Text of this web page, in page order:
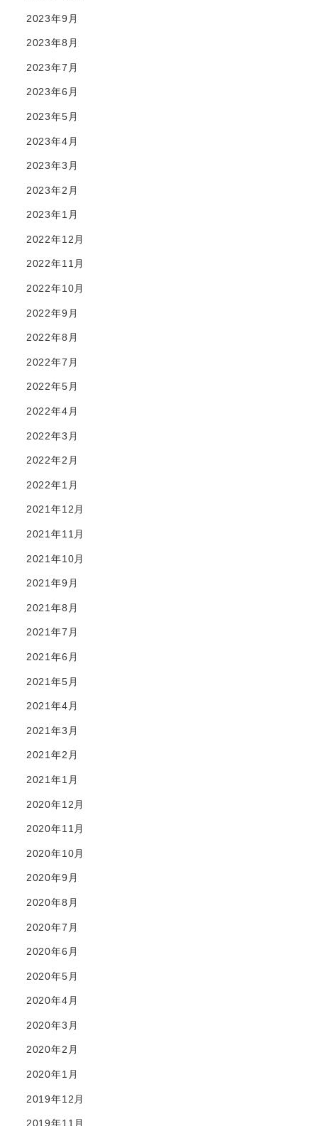
2023年9月
2023年8月
2023年7月
2023年6月
2023年5月
2023年4月
2023年3月
2023年2月
2023年1月
2022年12月
2022年11月
2022年10月
2022年9月
2022年8月
2022年7月
2022年5月
2022年4月
2022年3月
2022年2月
2022年1月
2021年12月
2021年11月
2021年10月
2021年9月
2021年8月
2021年7月
2021年6月
2021年5月
2021年4月
2021年3月
2021年2月
2021年1月
2020年12月
2020年11月
2020年10月
2020年9月
2020年8月
2020年7月
2020年6月
2020年5月
2020年4月
2020年3月
2020年2月
2020年1月
2019年12月
2019年11月